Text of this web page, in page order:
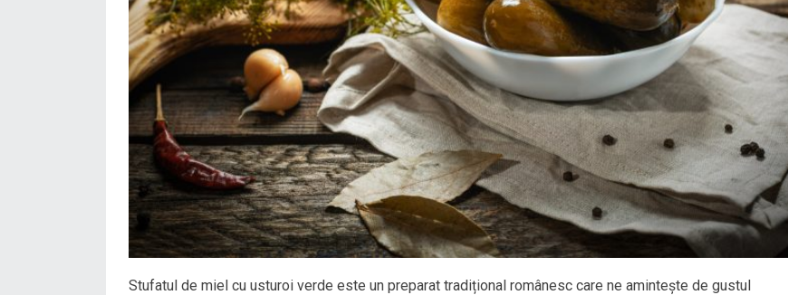
Stufatul de miel cu usturoi verde este un preparat tradițional românesc care ne amintește de gustul